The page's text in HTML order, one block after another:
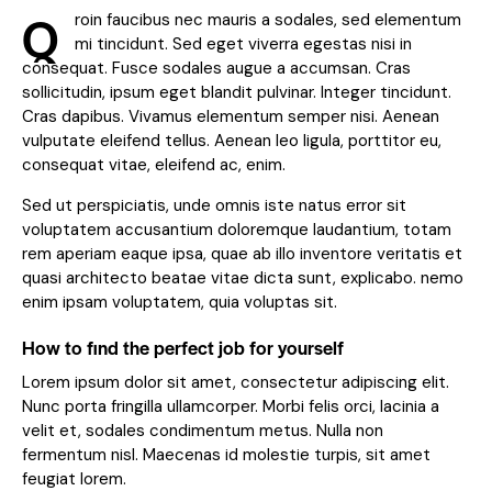
Q
roin faucibus nec mauris a sodales, sed elementum
mi tincidunt. Sed eget viverra egestas nisi in
consequat. Fusce sodales augue a accumsan. Cras
sollicitudin, ipsum eget blandit pulvinar. Integer tincidunt.
Cras dapibus. Vivamus elementum semper nisi. Aenean
vulputate eleifend tellus. Aenean leo ligula, porttitor eu,
consequat vitae, eleifend ac, enim.
Sed ut perspiciatis, unde omnis iste natus error sit
voluptatem accusantium doloremque laudantium, totam
rem aperiam eaque ipsa, quae ab illo inventore veritatis et
quasi architecto beatae vitae dicta sunt, explicabo. nemo
enim ipsam voluptatem, quia voluptas sit.
How to find the perfect job for yourself
Lorem ipsum dolor sit amet, consectetur adipiscing elit.
Nunc porta fringilla ullamcorper. Morbi felis orci, lacinia a
velit et, sodales condimentum metus. Nulla non
fermentum nisl. Maecenas id molestie turpis, sit amet
feugiat lorem.